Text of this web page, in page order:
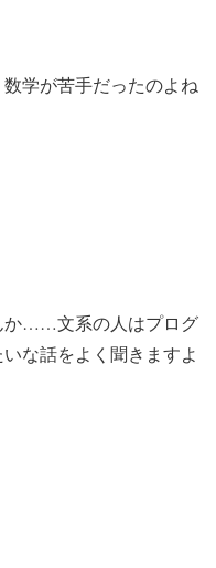
学が苦手だったのよね
か……文系の人はプログ
な話をよく聞きますよ